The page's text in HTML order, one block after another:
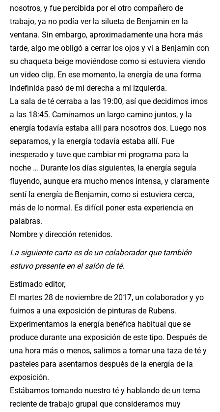
nosotros, y fue percibida por el otro compañero de
trabajo, ya no podía ver la silueta de Benjamin en la
ventana. Sin embargo, aproximadamente una hora más
tarde, algo me obligó a cerrar los ojos y vi a Benjamin con
su chaqueta beige moviéndose como si estuviera viendo
un video clip. En ese momento, la energía de una forma
indefinida pasó de mi derecha a mi izquierda.
La sala de té cerraba a las 19:00, así que decidimos irnos
a las 18:45. Caminamos un largo camino juntos, y la
energía todavía estaba allí para nosotros dos. Luego nos
separamos, y la energía todavía estaba allí. Fue
inesperado y tuve que cambiar mi programa para la
noche … Durante los días siguientes, la energía seguía
fluyendo, aunque era mucho menos intensa, y claramente
sentí la energía de Benjamin, como si estuviera cerca,
más de lo normal. Es difícil poner esta experiencia en
palabras.
Nombre y dirección retenidos.
La siguiente carta es de un colaborador que también
estuvo presente en el salón de té.
Estimado editor,
El martes 28 de noviembre de 2017, un colaborador y yo
fuimos a una exposición de pinturas de Rubens.
Experimentamos la energía benéfica habitual que se
produce durante una exposición de este tipo. Después de
una hora más o menos, salimos a tomar una taza de té y
pasteles para asentarnos después de la energía de la
exposición.
Estábamos tomando nuestro té y hablando de un tema
reciente de trabajo grupal que consideramos muy